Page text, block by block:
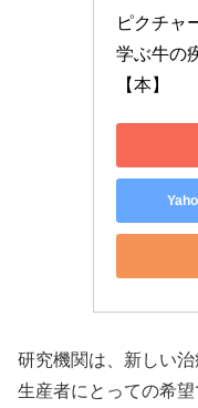
ピクチャ
学ぶ牛の
【本】
研究機関は、新しい
生産者にとっての希